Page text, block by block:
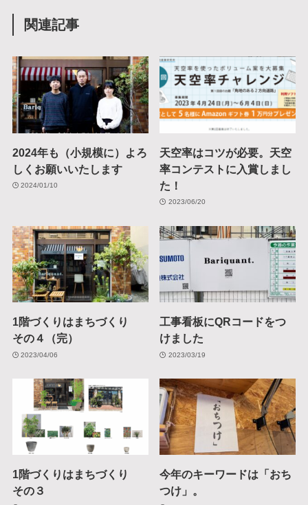
関連記事
2024年も（小規模に）よろ
しくお願いいたします
2024/01/10
天空率はコツが必要。天空
率コンテストに入賞しまし
た！
2023/06/20
1階づくりはまちづくり
その４（完）
2023/04/06
工事看板にQRコードをつ
けました
2023/03/19
1階づくりはまちづくり
その３
今年のキーワードは「おち
つけ」。